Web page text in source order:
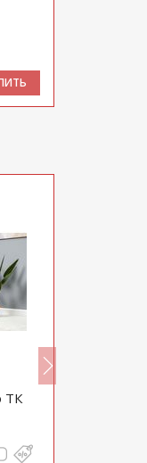
ТК